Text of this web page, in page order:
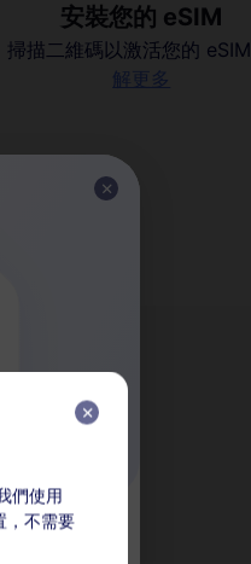
安裝您的 eSIM
掃描二維碼以激活您的 eSIM
解更多
們使用
，不需要